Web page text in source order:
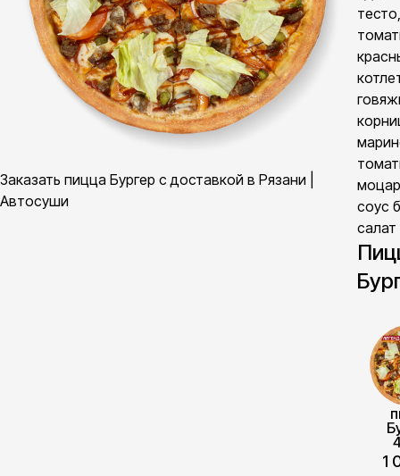
Заказать пицца Бургер с доставкой в Рязани |
Автосуши
соус
салат
1